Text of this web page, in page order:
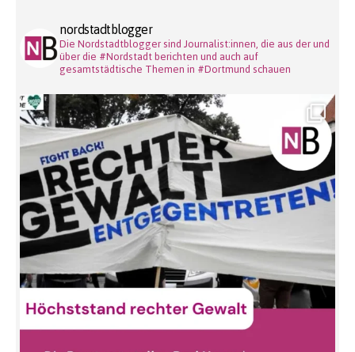
nordstadtblogger
Die Nordstadtblogger sind Journalist:innen, die aus der und
über die #Nordstadt berichten und auch auf
gesamtstädtische Themen in #Dortmund schauen